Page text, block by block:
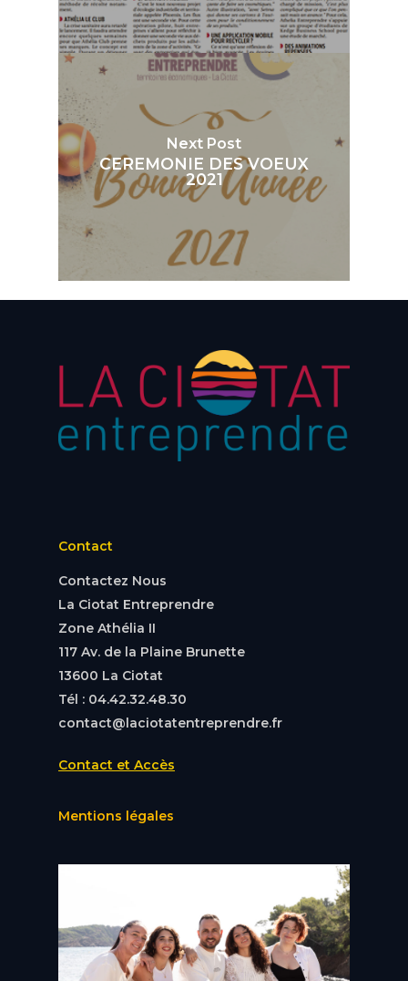
Next Post
CEREMONIE DES VOEUX
2021
Contact
Contactez Nous
La Ciotat Entreprendre
Zone Athélia II
117 Av. de la Plaine Brunette
13600 La Ciotat
Tél : 04.42.32.48.30
contact@laciotatentreprendre.fr
Contact et Accès
Mentions légales